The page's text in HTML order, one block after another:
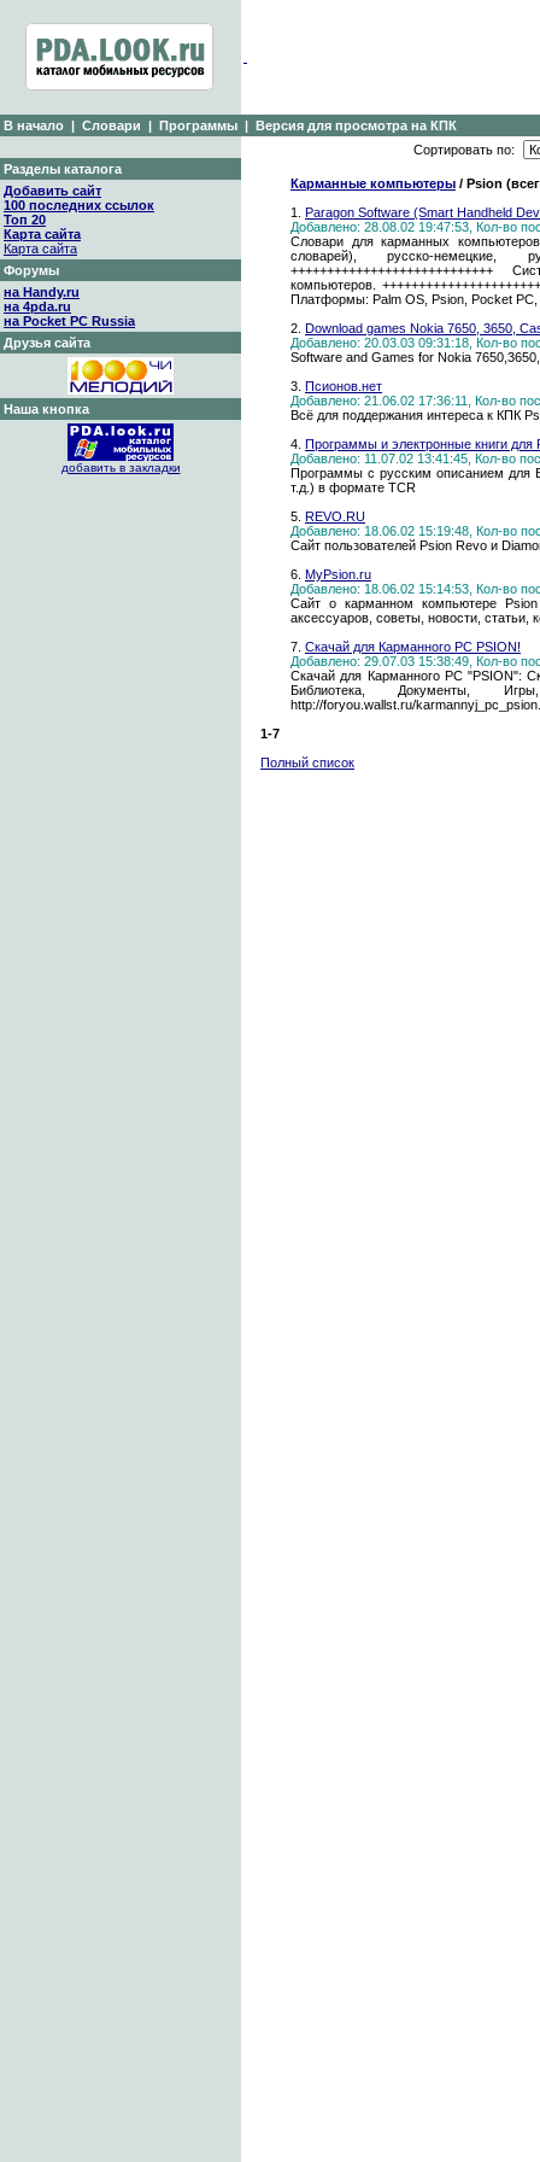
В начало | Словари | Программы | Версия для просмотра на КПК
Разделы каталога
Добавить сайт
100 последних ссылок
Топ 20
Карта сайта
Карта сайта
Форумы
на Handy.ru
на 4pda.ru
на Pocket PC Russia
Друзья сайта
Наша кнопка
добавить в закладки
Сортировать по:
Карманные компьютеры / Psion
1. Paragon Software (Smart Handheld
Добавлено: 28.08.02 19:47:53, Кол-во
Словари для карманных
словарей), русско-немецкие,
++++++++++++++++++++++++++++
компьютеров.
Платформы: Palm OS, Psion, Pocket PC,
2. Download games Nokia 7650, 3650,
Добавлено: 20.03.03 09:31:18, Кол-во
Software and Games for Nokia
3. Псионов.нет
Добавлено: 21.06.02 17:36:11, Кол-во
Всё для поддержания интереса к КПК
4. Программы и электронные книги для
Добавлено: 11.07.02 13:41:45, Кол-во
Программы с русским описанием для
т.д.) в формате TCR
5. REVO.RU
Добавлено: 18.06.02 15:19:48, Кол-во
Сайт пользователей Psion Revo и
6. MyPsion.ru
Добавлено: 18.06.02 15:14:53, Кол-во
Сайт о карманном компьютере
аксессуаров, советы, новости, статьи,
7. Скачай для Карманного PC PSION!
Добавлено: 29.07.03 15:38:49, Кол-во
Скачай для Карманного PC "PSION":
Библиотека, Документы,
http://foryou.wallst.ru/
1-7
Полный список